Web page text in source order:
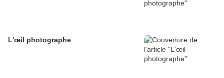
L'œil photographe